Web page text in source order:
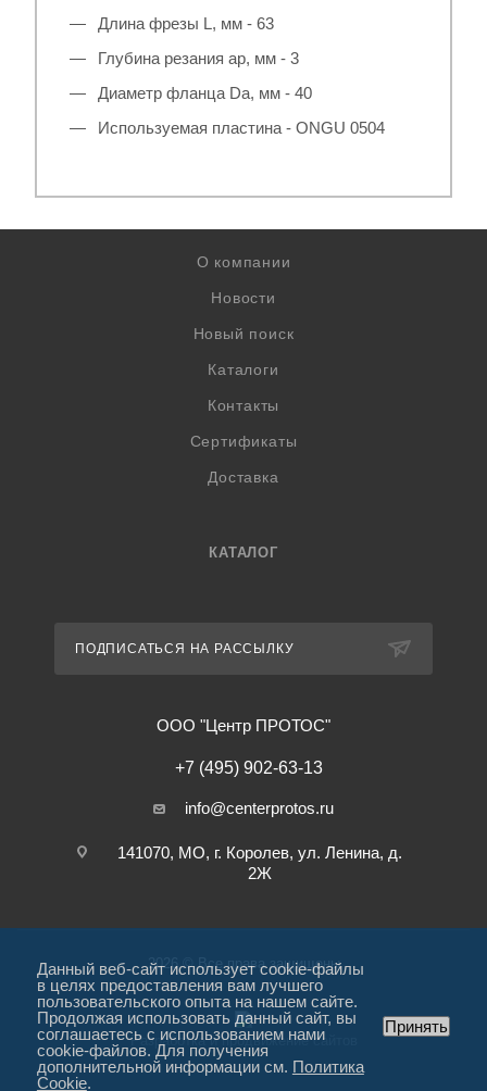
Длина фрезы L, мм - 63
Глубина резания ap, мм - 3
Диаметр фланца Da, мм - 40
Используемая пластина - ONGU 0504
О компании
Новости
Новый поиск
Каталоги
Контакты
Сертификаты
Доставка
КАТАЛОГ
ПОДПИСАТЬСЯ НА РАССЫЛКУ
ООО "Центр ПРОТОС"
+7 (495) 902-63-13
info@centerprotos.ru
141070, МО, г. Королев, ул. Ленина, д.
2Ж
2026 © Все права защищены
Разработка и продвижение сайтов
Данный веб-сайт использует cookie-файлы
в целях предоставления вам лучшего
пользовательского опыта на нашем сайте.
Продолжая использовать данный сайт, вы
соглашаетесь с использованием нами
cookie-файлов. Для получения
дополнительной информации см. Политика
Cookie.
Принять